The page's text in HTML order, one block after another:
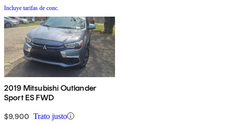
Incluye tarifas de conc.
2019 Mitsubishi Outlander
Sport ES FWD
$9,900 Trato justo